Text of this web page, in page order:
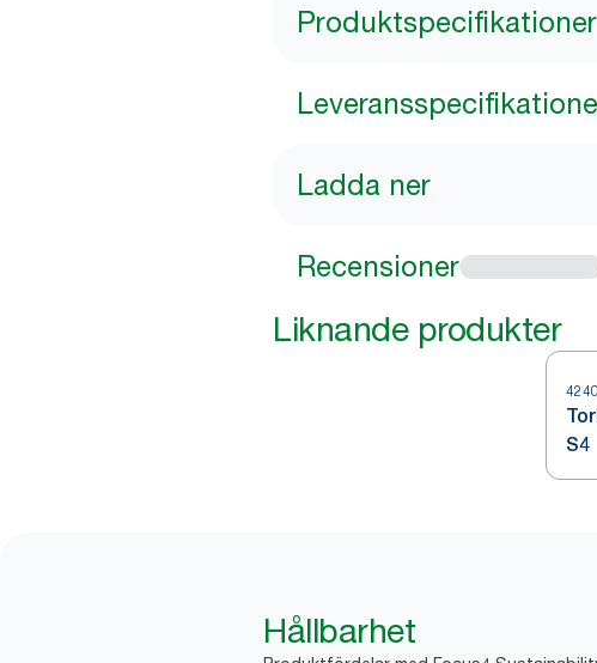
Produktspecifikationer
Ladda ner
Recensioner
Liknande produkter
S4
Hållbarhet